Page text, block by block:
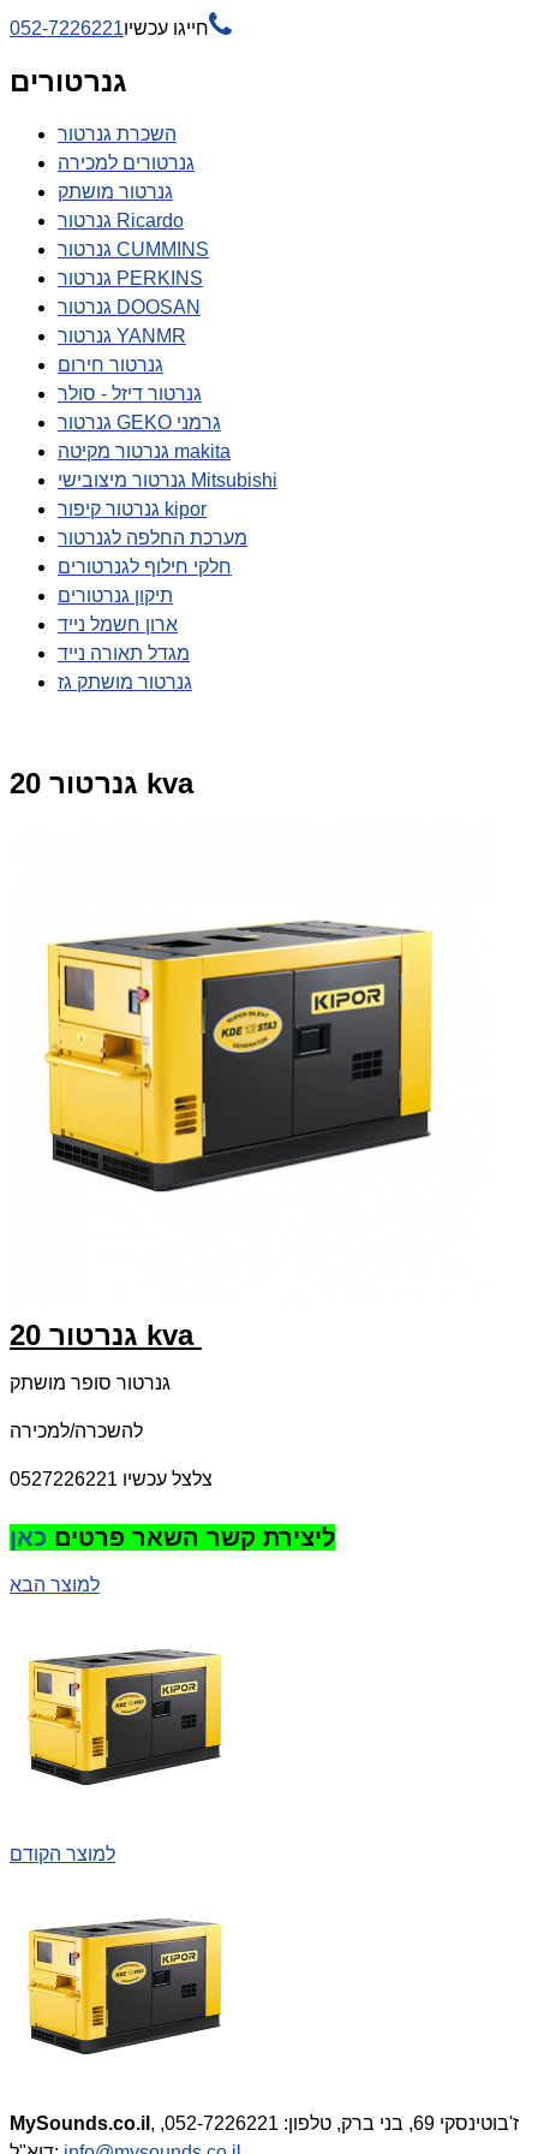
חייגו עכשיו052-7226221 
גנרטורים
השכרת גנרטור
גנרטורים למכירה
גנרטור מושתק
גנרטור Ricardo
גנרטור CUMMINS
גנרטור PERKINS
גנרטור DOOSAN
גנרטור YANMR
גנרטור חירום
גנרטור דיזל - סולר
גנרטור GEKO גרמני
גנרטור מקיטה makita
גנרטור מיצובישי Mitsubishi
גנרטור קיפור kipor
מערכת החלפה לגנרטור
חלקי חילוף לגנרטורים
תיקון גנרטורים
ארון חשמל נייד
מגדל תאורה נייד
גנרטור מושתק גז
גנרטור 20 kva
גנרטור 20 kva
גנרטור סופר מושתק
להשכרה/למכירה
ליצירת קשר השאר פרטים כאן
למוצר הבא
למוצר הקודם
MySounds.co.il , ז'בוטינסקי 69, בני ברק, טלפון: 052-7226221,